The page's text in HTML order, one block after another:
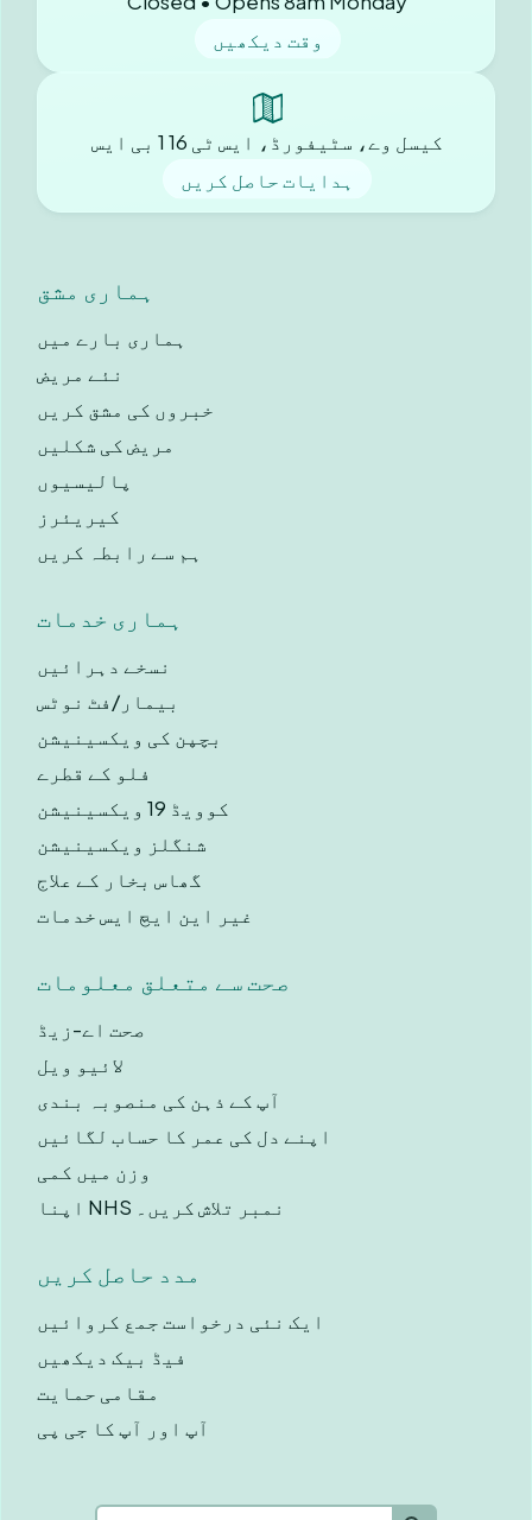
وقت دیکھیں
کیسل وے، سٹیفورڈ، ایس ٹی 16 1 بی ایس
ہدایات حاصل کریں
ہماری مشق
ہماری بارے ميں
نئے مریض
خبروں کی مشق کریں
مریض کی شکلیں
پالیسیوں
کیریئرز
ہم سے رابطہ کریں
ہماری خدمات
نسخے دہرائیں
بیمار/فٹ نوٹس
بچپن کی ویکسینیشن
فلو کے قطرے
کوویڈ 19 ویکسینیشن
شنگلز ویکسینیشن
گھاس بخار کے علاج
غیر این ایچ ایس خدمات
صحت سے متعلق معلومات
صحت اے-زیڈ
لائیو ویل
آپ کے ذہن کی منصوبہ بندی
اپنے دل کی عمر کا حساب لگائیں
وزن میں کمی
اپنا NHS نمبر تلاش کریں۔
مدد حاصل کریں
ایک نئی درخواست جمع کروائیں
فیڈ بیک دیکھیں
مقامی حمایت
آپ اور آپ کا جی پی